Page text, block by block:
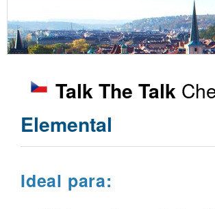
Talk The Talk
Elemental
Ideal para: